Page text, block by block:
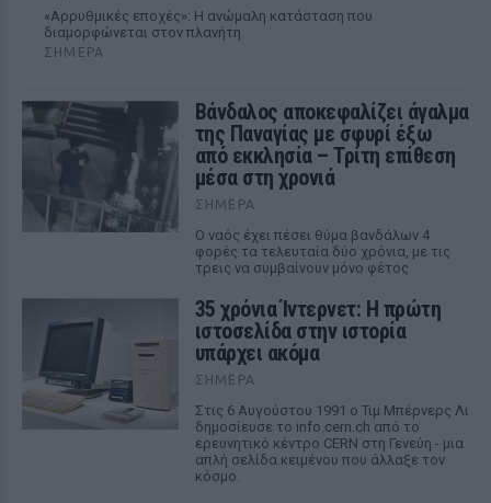
«Αρρυθμικές εποχές»: Η ανώμαλη κατάσταση που
διαμορφώνεται στον πλανήτη
ΣΉΜΕΡΑ
Βάνδαλος αποκεφαλίζει άγαλμα
της Παναγίας με σφυρί έξω
από εκκλησία – Τρίτη επίθεση
μέσα στη χρονιά
ΣΉΜΕΡΑ
Ο ναός έχει πέσει θύμα βανδάλων 4
φορές τα τελευταία δύο χρόνια, με τις
τρεις να συμβαίνουν μόνο φέτος
35 χρόνια Ίντερνετ: Η πρώτη
ιστοσελίδα στην ιστορία
υπάρχει ακόμα
ΣΉΜΕΡΑ
Στις 6 Αυγούστου 1991 ο Τιμ Μπέρνερς Λι
δημοσίευσε το info.cern.ch από το
ερευνητικό κέντρο CERN στη Γενεύη - μια
απλή σελίδα κειμένου που άλλαξε τον
κόσμο.